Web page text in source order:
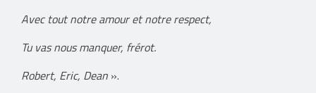
Avec tout notre amour et notre respect,
Tu vas nous manquer, frérot.
Robert, Eric, Dean ».